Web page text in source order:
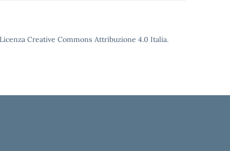
Creative Commons Attribuzione 4.0 Italia.